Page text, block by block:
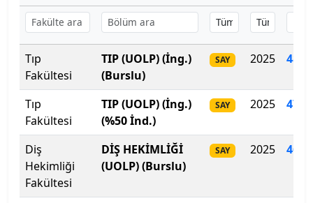
Başkent Üniversitesi
Başkent Üniversitesi
Başkent Üniversitesi
Batman Üniversitesi
Bayburt Üniversitesi
Beykoz Üniversitesi
Tıp
Fakültesi
TIP (UOLP) (İng.)
(Burslu)
SAY 2025
Tıp
Fakültesi
TIP (UOLP) (İng.)
(%50 İnd.)
SAY 2025
Diş
Hekimliği
Fakültesi
DİŞ HEKİMLİĞİ
(UOLP) (Burslu)
SAY 2025 461